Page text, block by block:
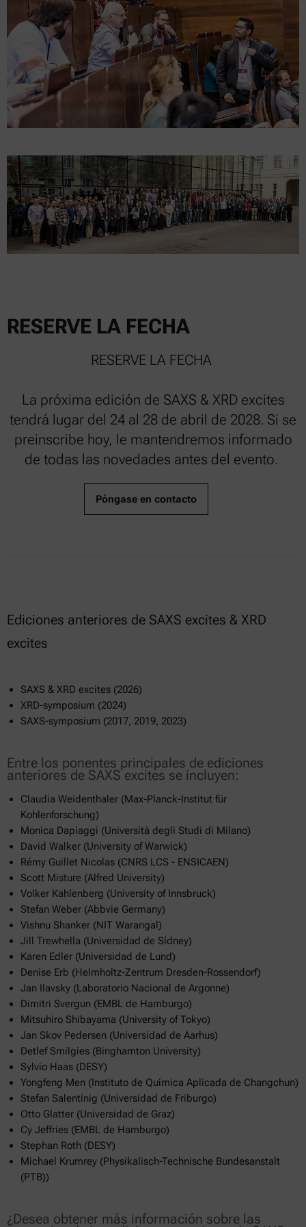
RESERVE LA FECHA
RESERVE LA FECHA
La próxima edición de SAXS & XRD excites
tendrá lugar del 24 al 28 de abril de 2028. Si se
preinscribe hoy, le mantendremos informado
de todas las novedades antes del evento.
Póngase en contacto
Ediciones anteriores de SAXS excites & XRD
excites
SAXS & XRD excites (2026)
XRD-symposium (2024)
SAXS-symposium (2017, 2019, 2023)
Entre los ponentes principales de ediciones
anteriores de SAXS excites se incluyen:
Claudia Weidenthaler (Max-Planck-Institut für
Kohlenforschung)
Monica Dapiaggi (Università degli Studi di Milano)
David Walker (University of Warwick)
Rémy Guillet Nicolas (CNRS LCS - ENSICAEN)
Scott Misture (Alfred University)
Volker Kahlenberg (University of Innsbruck)
Stefan Weber (Abbvie Germany)
Vishnu Shanker (NIT Warangal)
Jill Trewhella (Universidad de Sídney)
Karen Edler (Universidad de Lund)
Denise Erb (Helmholtz-Zentrum Dresden-Rossendorf)
Jan Ilavsky (Laboratorio Nacional de Argonne)
Dimitri Svergun (EMBL de Hamburgo)
Mitsuhiro Shibayama (University of Tokyo)
Jan Skov Pedersen (Universidad de Aarhus)
Detlef Smilgies (Binghamton University)
Sylvio Haas (DESY)
Yongfeng Men (Instituto de Química Aplicada de Changchun)
Stefan Salentinig (Universidad de Friburgo)
Otto Glatter (Universidad de Graz)
Cy Jeffries (EMBL de Hamburgo)
Stephan Roth (DESY)
Michael Krumrey (Physikalisch-Technische Bundesanstalt
(PTB))
¿Desea obtener más información sobre las